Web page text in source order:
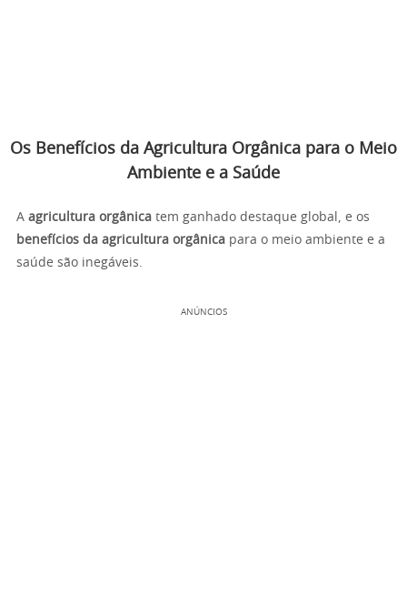
Os Benefícios da Agricultura Orgânica para o Meio
Ambiente e a Saúde
A agricultura orgânica tem ganhado destaque global, e os
benefícios da agricultura orgânica para o meio ambiente e a
saúde são inegáveis.
ANÚNCIOS